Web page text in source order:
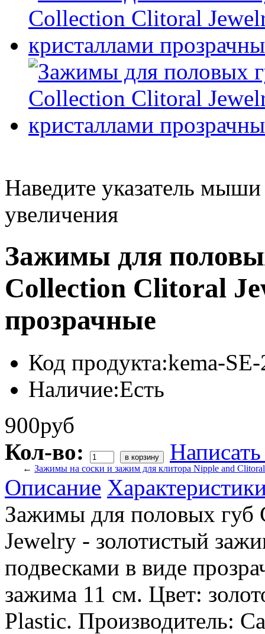
Наведите указатель
увеличения
Зажимы для
Collection Clitoral
прозрачные
Код продукта:kema-
Наличие:Есть
900руб
Кол-во:
← Зажимы на соски и зажим для клитора Nipple and
Описание
Зажимы для половых губ
Jewelry - золотистый
подвесками в виде
зажима 11 см. Цвет:
Plastic. Производитель: